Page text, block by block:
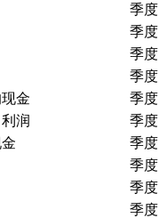
季度
季度
季度
季度
金
季度
润
季度
季度
季度
季度
季度